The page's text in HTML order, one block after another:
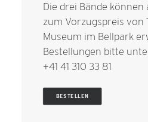
Die drei Bände
zum Vorzugspreis von
Museum im Bellpark
Bestellungen bitte
+41 41 310 33 81
BESTELLEN